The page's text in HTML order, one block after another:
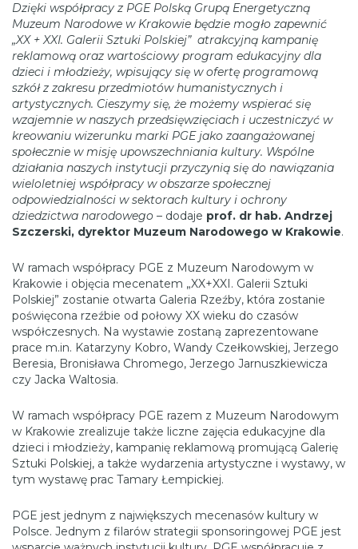
Dzięki współpracy z PGE Polską Grupą Energetyczną
Muzeum Narodowe w Krakowie będzie mogło zapewnić
„XX + XXI. Galerii Sztuki Polskiej” atrakcyjną kampanię
reklamową oraz wartościowy program edukacyjny dla
dzieci i młodzieży, wpisujący się w ofertę programową
szkół z zakresu przedmiotów humanistycznych i
artystycznych. Cieszymy się, że możemy wspierać się
wzajemnie w naszych przedsięwzięciach i uczestniczyć w
kreowaniu wizerunku marki PGE jako zaangażowanej
społecznie w misję upowszechniania kultury. Wspólne
działania naszych instytucji przyczynią się do nawiązania
wieloletniej współpracy w obszarze społecznej
odpowiedzialności w sektorach kultury i ochrony
dziedzictwa narodowego – dodaje prof. dr hab. Andrzej
Szczerski, dyrektor Muzeum Narodowego w Krakowie.
W ramach współpracy PGE z Muzeum Narodowym w
Krakowie i objęcia mecenatem „XX+XXI. Galerii Sztuki
Polskiej” zostanie otwarta Galeria Rzeźby, która zostanie
poświęcona rzeźbie od połowy XX wieku do czasów
współczesnych. Na wystawie zostaną zaprezentowane
prace m.in. Katarzyny Kobro, Wandy Czełkowskiej, Jerzego
Beresia, Bronisława Chromego, Jerzego Jarnuszkiewicza
czy Jacka Waltosia.
W ramach współpracy PGE razem z Muzeum Narodowym
w Krakowie zrealizuje także liczne zajęcia edukacyjne dla
dzieci i młodzieży, kampanię reklamową promującą Galerię
Sztuki Polskiej, a także wydarzenia artystyczne i wystawy, w
tym wystawę prac Tamary Łempickiej.
PGE jest jednym z największych mecenasów kultury w
Polsce. Jednym z filarów strategii sponsoringowej PGE jest